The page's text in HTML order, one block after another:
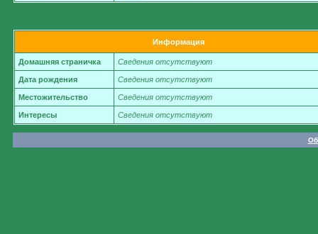
Информация
Домашняя страничка Сведения отсутствуют
Дата рождения Сведения отсутствуют
Местожительство Сведения отсутствуют
Интересы Сведения отсутствуют